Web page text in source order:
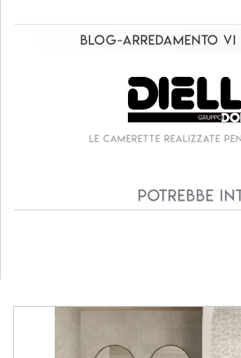
Blog-Arredamento
Potrebbe